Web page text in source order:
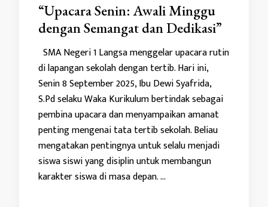
“Upacara Senin: Awali Minggu
dengan Semangat dan Dedikasi”
SMA Negeri 1 Langsa menggelar upacara rutin
di lapangan sekolah dengan tertib. Hari ini,
Senin 8 September 2025, Ibu Dewi Syafrida,
S.Pd selaku Waka Kurikulum bertindak sebagai
pembina upacara dan menyampaikan amanat
penting mengenai tata tertib sekolah. Beliau
mengatakan pentingnya untuk selalu menjadi
siswa siswi yang disiplin untuk membangun
karakter siswa di masa depan. …